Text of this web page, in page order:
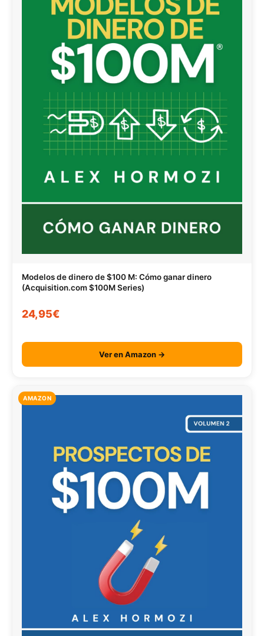
Modelos de dinero de $100 M: Cómo ganar dinero
(Acquisition.com $100M Series)
24,95€
Ver en Amazon →
AMAZON